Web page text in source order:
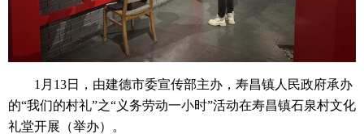
1月13日，由建德市委宣传部主办，寿昌镇人民政府承办
的“我们的村礼”之“义务劳动一小时”活动在寿昌镇石泉村文化
礼堂开展（举办）。